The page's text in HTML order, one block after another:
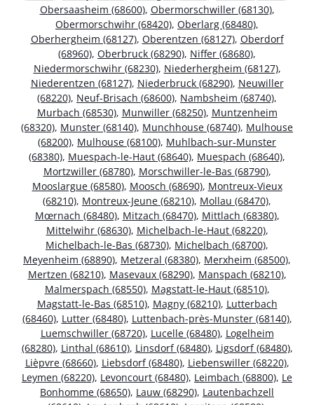
Obersaasheim (68600), Obermorschwiller (68130),
Obermorschwihr (68420), Oberlarg (68480),
Oberhergheim (68127), Oberentzen (68127), Oberdorf
(68960), Oberbruck (68290), Niffer (68680),
Niedermorschwihr (68230), Niederhergheim (68127),
Niederentzen (68127), Niederbruck (68290), Neuwiller
(68220), Neuf-Brisach (68600), Nambsheim (68740),
Murbach (68530), Munwiller (68250), Muntzenheim
(68320), Munster (68140), Munchhouse (68740), Mulhouse
(68200), Mulhouse (68100), Muhlbach-sur-Munster
(68380), Muespach-le-Haut (68640), Muespach (68640),
Mortzwiller (68780), Morschwiller-le-Bas (68790),
Mooslargue (68580), Moosch (68690), Montreux-Vieux
(68210), Montreux-Jeune (68210), Mollau (68470),
Mœrnach (68480), Mitzach (68470), Mittlach (68380),
Mittelwihr (68630), Michelbach-le-Haut (68220),
Michelbach-le-Bas (68730), Michelbach (68700),
Meyenheim (68890), Metzeral (68380), Merxheim (68500),
Mertzen (68210), Masevaux (68290), Manspach (68210),
Malmerspach (68550), Magstatt-le-Haut (68510),
Magstatt-le-Bas (68510), Magny (68210), Lutterbach
(68460), Lutter (68480), Luttenbach-près-Munster (68140),
Luemschwiller (68720), Lucelle (68480), Logelheim
(68280), Linthal (68610), Linsdorf (68480), Ligsdorf (68480),
Lièpvre (68660), Liebsdorf (68480), Liebenswiller (68220),
Leymen (68220), Levoncourt (68480), Leimbach (68800), Le
Bonhomme (68650), Lauw (68290), Lautenbachzell